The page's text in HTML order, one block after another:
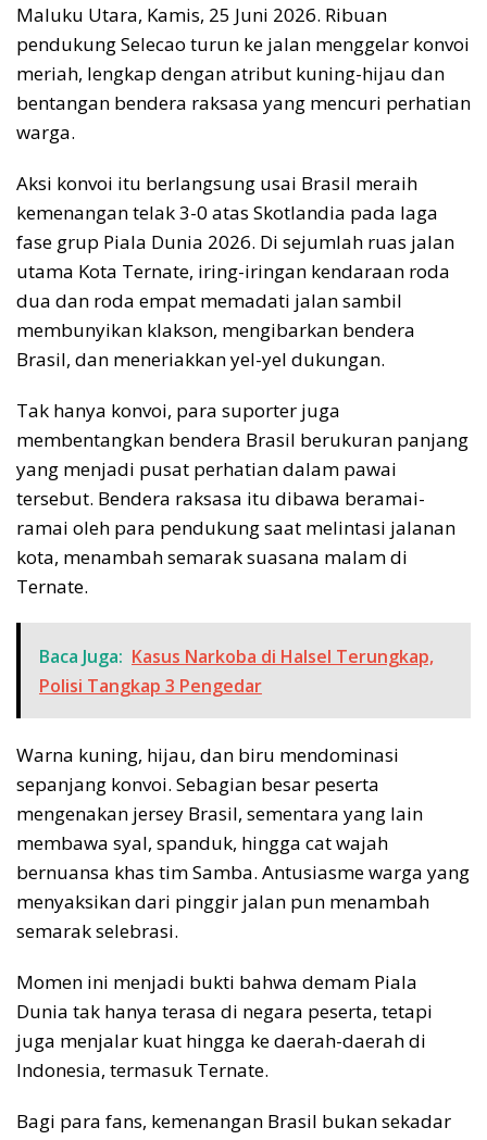
Maluku Utara, Kamis, 25 Juni 2026. Ribuan
pendukung Selecao turun ke jalan menggelar konvoi
meriah, lengkap dengan atribut kuning-hijau dan
bentangan bendera raksasa yang mencuri perhatian
warga.
Aksi konvoi itu berlangsung usai Brasil meraih
kemenangan telak 3-0 atas Skotlandia pada laga
fase grup Piala Dunia 2026. Di sejumlah ruas jalan
utama Kota Ternate, iring-iringan kendaraan roda
dua dan roda empat memadati jalan sambil
membunyikan klakson, mengibarkan bendera
Brasil, dan meneriakkan yel-yel dukungan.
Tak hanya konvoi, para suporter juga
membentangkan bendera Brasil berukuran panjang
yang menjadi pusat perhatian dalam pawai
tersebut. Bendera raksasa itu dibawa beramai-
ramai oleh para pendukung saat melintasi jalanan
kota, menambah semarak suasana malam di
Ternate.
Baca Juga: Kasus Narkoba di Halsel Terungkap,
Polisi Tangkap 3 Pengedar
Warna kuning, hijau, dan biru mendominasi
sepanjang konvoi. Sebagian besar peserta
mengenakan jersey Brasil, sementara yang lain
membawa syal, spanduk, hingga cat wajah
bernuansa khas tim Samba. Antusiasme warga yang
menyaksikan dari pinggir jalan pun menambah
semarak selebrasi.
Momen ini menjadi bukti bahwa demam Piala
Dunia tak hanya terasa di negara peserta, tetapi
juga menjalar kuat hingga ke daerah-daerah di
Indonesia, termasuk Ternate.
Bagi para fans, kemenangan Brasil bukan sekadar